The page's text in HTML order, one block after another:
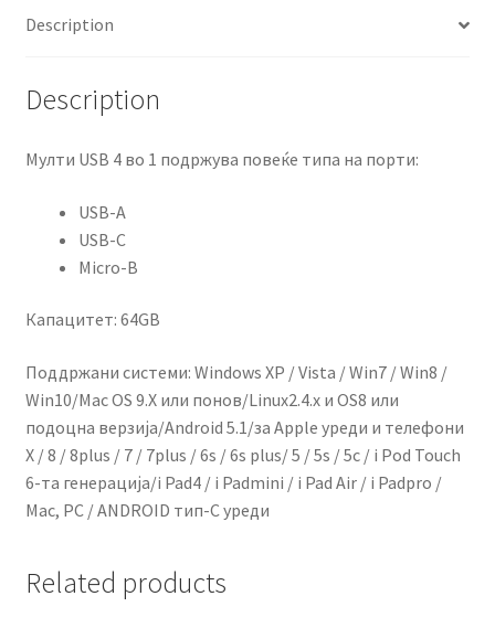
Description
Description
Мулти USB 4 во 1 подржува повеќе типа на порти:
USB-A
USB-C
Micro-B
Капацитет: 64GB
Поддржани системи: Windows XP / Vista / Win7 / Win8 /
Win10/Mac OS 9.X или понов/Linux2.4.x и OS8 или
подоцна верзија/Android 5.1/за Apple уреди и телефони
X / 8 / 8plus / 7 / 7plus / 6s / 6s plus/ 5 / 5s / 5c / i Pod Touch
6-та генерација/i Pad4 / i Padmini / i Pad Air / i Padpro /
Mac, PC / ANDROID тип-C уреди
Related products